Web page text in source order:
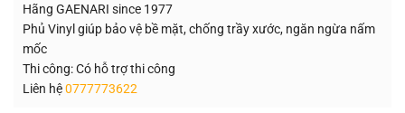
Hãng GAENARI since 1977
Phủ Vinyl giúp bảo vệ bề mặt, chống trầy xước, ngăn ngừa nấm
mốc
Thi công: Có hỗ trợ thi công
Liên hệ0777773622